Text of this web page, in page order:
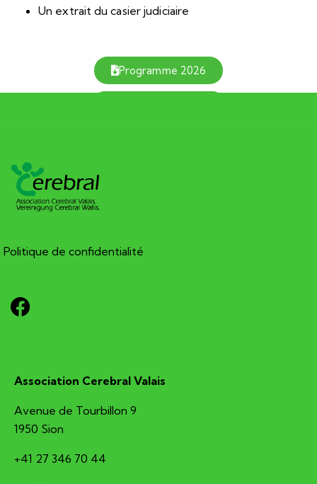
Un extrait du casier judiciaire
Programme 2026
Politique de confidentialité
Association Cerebral Valais
Avenue de Tourbillon 9
1950 Sion
+41 27 346 70 44